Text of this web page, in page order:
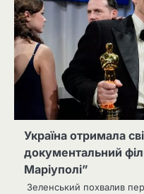
Україна отримала
документальний
Маріуполі”
Зеленський похвалив